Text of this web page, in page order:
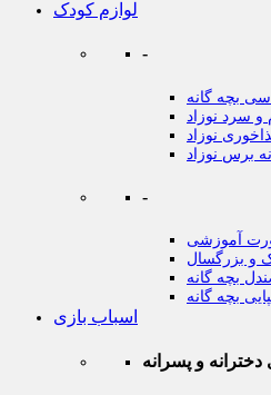
لوازم کودک
-
بچه گانه
سرد نوزاد
نوزاد
برس نوزاد
-
آموزشی
و بزرگسال
بچه گانه
بچه گانه
اسباب بازی
دخترانه و پسرانه